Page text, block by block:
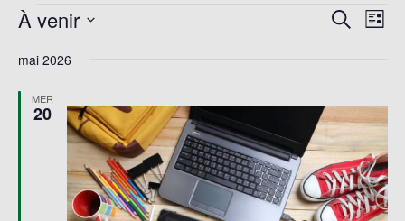
Évènements
vues
Recherche
de
Liste
À venir
une
mai 2026
MER
20